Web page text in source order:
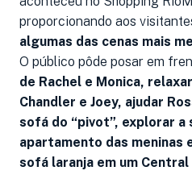
proporcionando aos
algumas das cenas mais
O público pôde posar em
de Rachel e Monica,
Chandler e Joey, ajudar
sofá do “pivot”, explorar a
apartamento das meninas
sofá laranja em um Central